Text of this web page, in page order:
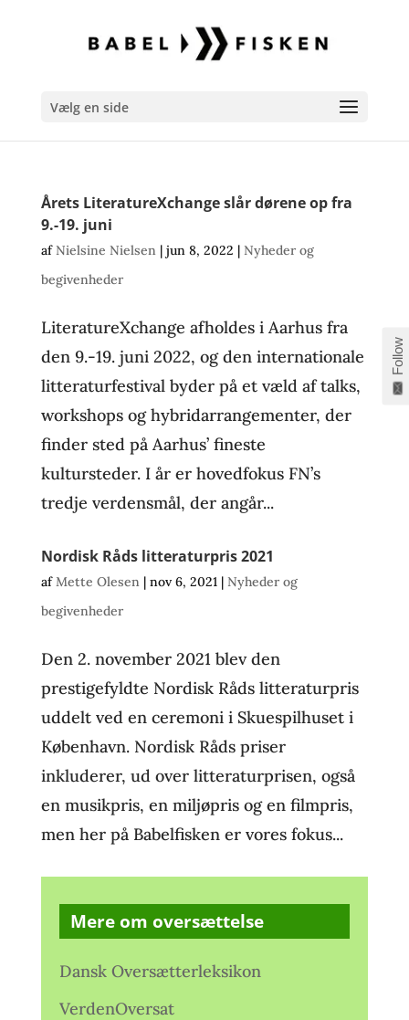
Vælg en side
Årets LiteratureXchange slår dørene op fra
9.-19. juni
afNielsine Nielsen| jun 8, 2022 | Nyheder og
begivenheder
LiteratureXchange afholdes i Aarhus fra
den 9.-19. juni 2022, og den internationale
litteraturfestival byder på et væld af talks,
workshops og hybridarrangementer, der
finder sted på Aarhus’ fineste
kultursteder. I år er hovedfokus FN’s
tredje verdensmål, der angår...
Nordisk Råds litteraturpris 2021
afMette Olesen| nov 6, 2021| Nyheder og
begivenheder
Den 2. november 2021 blev den
prestigefyldte Nordisk Råds litteraturpris
uddelt ved en ceremoni i Skuespilhuset i
København. Nordisk Råds priser
inkluderer, ud over litteraturprisen, også
en musikpris, en miljøpris og en filmpris,
men her på Babelfisken er vores fokus...
Mere om oversættelse
Dansk Oversætterleksikon
VerdenOversat
Follow